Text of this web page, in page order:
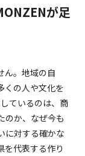
が足
ん。地域の自
くの人や文化を
ているのは、商
のか、なぜ今も
に対する確かな
を代表する作り